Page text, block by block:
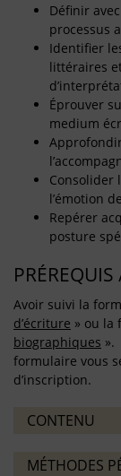
Définir
processus
Identifier
littéraires
Éprouver
medium
Consolider
l’émotion
Repérer
posture
Avoir suivi la
d’écriture » ou la
biographiques ».
formulaire vous
d’inscription.
CONTENU
MÉTHODES